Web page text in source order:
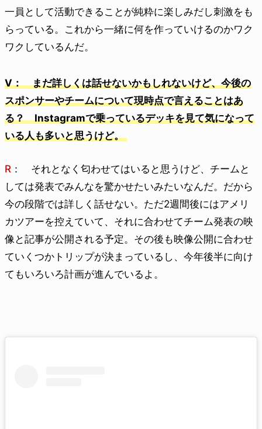
一員として活動できることが純粋に楽しみだし刺激をも
らっている。これから一緒に何を作っていけるのかワク
ワクしているんだ。
V： まだ詳しくは話せないかもしれないけど、今後の
スポンサーやチームについて現時点で言えることはあ
る？ Instagramで乗っているデッキを見て気になって
いる人も多いと思うけど。
R ： それとなく匂わせてはいると思うけど、チームと
しては発表でみんなを驚かせたいみたいなんだ。だから
今の段階では詳しく話せない。ただ2週間後にはアメリ
カツアーを控えていて、それに合わせてチーム発表の映
像と記事が公開される予定。その後も映像公開に合わせ
ていくつかトリップが決まっているし、今年後半に向け
てもいろいろ計画が進んでいるよ。